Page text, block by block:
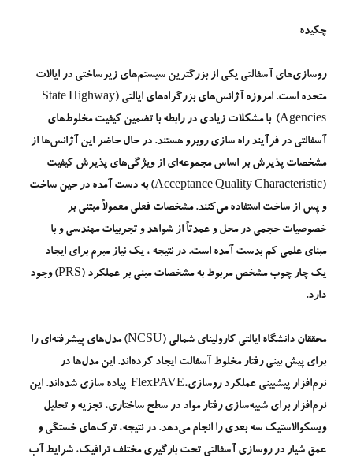
چکیده
روسازی‌های آسفالتی یکی از بزرگترین سیستم‌های زیرساختی در ایالات
متحده است. امروزه آژانس‌های بزرگراه‌­های ایالتی (State Highway
Agencies) با مشکلات زیادی در رابطه با تضمین کیفیت مخلوط‌های
آسفالتی در فرآیند راه سازی روبرو هستند. در حال حاضر این آژانس‌ها از
مشخصات پذیرش بر اساس مجموعه‌ای از ویژگی‌های پذیرش کیفیت
(Acceptance Quality Characteristic) به دست آمده در حین ساخت
و پس از ساخت استفاده می‌کنند. مشخصات فعلی معمولاً مبتنی بر
خصوصیات حجمی در محل و عمدتاً از شواهد و تجربیات مهندسی و با
مبنای علمی کم بدست آمده است. در نتیجه ، یک نیاز مبرم برای ایجاد
یک چار چوب مشخص مربوط به مشخصات مبنی بر عملکرد (PRS) وجود
دارد.
محققان دانشگاه ایالتی کارولینای شمالی (NCSU) مدل‌های پیشرفته‌ای را
برای پیش بینی رفتار مخلوط آسفالت ایجاد کرده‌اند. این مدل‌ها در
نرم‌افزار پیش­بینی عملکرد روسازی،FlexPAVE پیاده سازی شده‌اند. این
نرم‌افزار برای شبیه‌سازی رفتار مواد در سطح ساختاری، تجزیه و تحلیل
ویسکوالاستیک سه بعدی را انجام می‌دهد. در نتیجه، ترک‌های خستگی و
عمق شیار در روسازی آسفالتی تحت بارگیری مختلف ترافیک، شرایط آب